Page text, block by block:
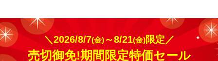
＼2026/8/7(金)～8/21(金)限定／
売切御免!期間限定特価セール